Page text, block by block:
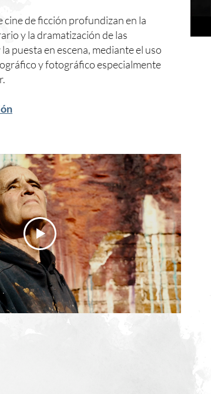
cine de ficción profundizan en la
y la dramatización de las
puesta en escena, mediante el uso
y fotográfico especialmente